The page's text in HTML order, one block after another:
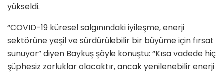
yükseldi.
“COVID-19 küresel salgınındaki iyileşme, enerji
sektörüne yeşil ve sürdürülebilir bir büyüme için fırsat
sunuyor” diyen Baykuş şöyle konuştu: “Kısa vadede hiç
şüphesiz zorluklar olacaktır, ancak yenilenebilir enerji